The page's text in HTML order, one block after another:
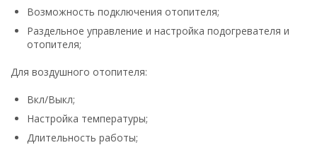
Возможность подключения отопителя;
Раздельное управление и настройка подогревателя и
отопителя;
Для воздушного отопителя:
Вкл/Выкл;
Настройка температуры;
Длительность работы;